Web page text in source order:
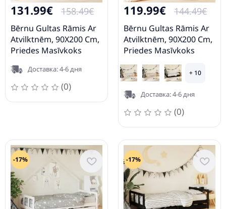
131.99€ 158.49€
Bērnu Gultas Rāmis Ar
Atvilktnēm, 90X200 Cm,
Priedes Masīvkoks
Доставка: 4-6 дня
(0)
119.99€ 144.49€
Bērnu Gultas Rāmis Ar
Atvilktnēm, 90X200 Cm,
Priedes Masīvkoks
+ 10
Доставка: 4-6 дня
(0)
-17% -17%